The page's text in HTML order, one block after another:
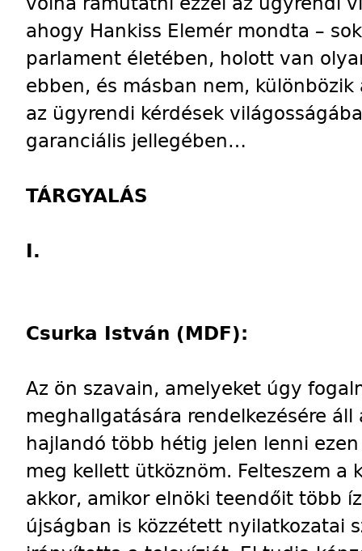
ahogy Hankiss Elemér mondta –
parlament életében, holott van
ebben, és másban nem,
az ügyrendi kérdések
garanciális jellegében…
TÁRGYALÁS
I.
Csurka István (MDF):
Az ön szavain, amelyeket úgy
meghallgatására rendelkezésére
hajlandó több hétig jelen lenni
meg kellett ütköznöm. Felteszem a
akkor, amikor elnöki teendőit több
újságban is közzétett nyilatkozatai